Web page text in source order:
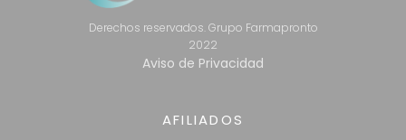
Derechos reservados. Grupo Farmapronto
2022
Aviso de Privacidad
AFILIADOS